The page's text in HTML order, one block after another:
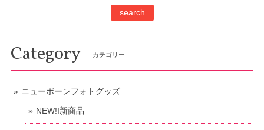
search
Category カテゴリー
ニューボーンフォトグッズ
NEW!I新商品